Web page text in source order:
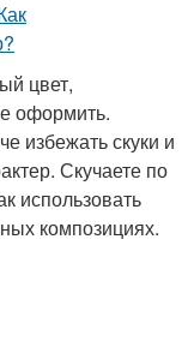
цвет,
оформить.
избежать скуки и
Скучаете по
использовать
композициях.